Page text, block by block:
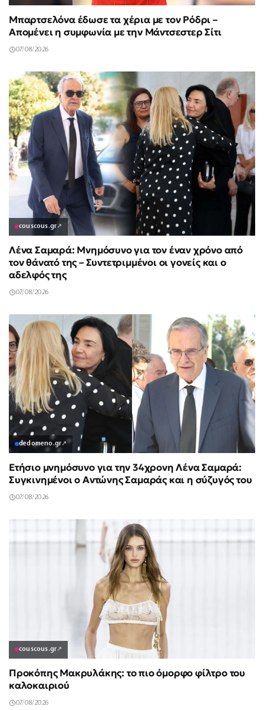
Μπαρτσελόνα έδωσε τα χέρια με τον Ρόδρι –
Απομένει η συμφωνία με την Μάντσεστερ Σίτι
07/08/2026
couscous.gr↗
Λένα Σαμαρά: Μνημόσυνο για τον έναν χρόνο από
τον θάνατό της – Συντετριμμένοι οι γονείς και ο
αδελφός της
07/08/2026
dedomeno.gr↗
Ετήσιο μνημόσυνο για την 34χρονη Λένα Σαμαρά:
Συγκινημένοι ο Αντώνης Σαμαράς και η σύζυγός του
07/08/2026
couscous.gr↗
Προκόπης Μακρυλάκης: το πιο όμορφο φίλτρο του
καλοκαιριού
07/08/2026